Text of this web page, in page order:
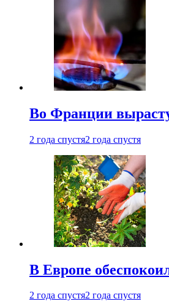
Во Франции
2 года спустя2 года спустя
В Европе
2 года спустя2 года спустя